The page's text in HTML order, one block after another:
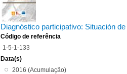
Diagnóstico participativo: Situación
Código de referência
1-5-1-133
Data(s)
2016 (Acumulação)